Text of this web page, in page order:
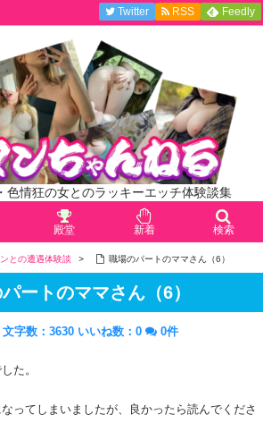
色情狂の女とのラッキーエッチ体験談集
殿堂 新着 検索
Twitter RSS Feedly
との遭遇体験談 > 職場のパートのママさん（6）
ートのママさん（6）
文字数：3630 いいね数： 0 0件
た。
ってしまいましたが、良かったら読んでくださ